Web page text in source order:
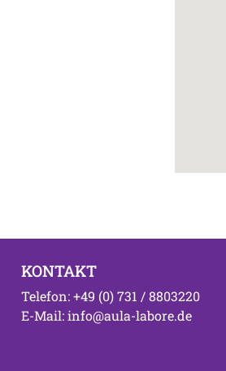
KONTAKT
Telefon: +49 (0) 731 / 8803220
E-Mail: info@aula-labore.de